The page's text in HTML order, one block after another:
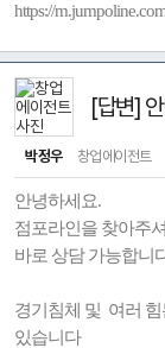
https://
[답변]
박정우 창업에이전트
안녕하세요.
점포라인을 찾아주
바로 상담 가능합니
경기침체 및 여러
있습니다